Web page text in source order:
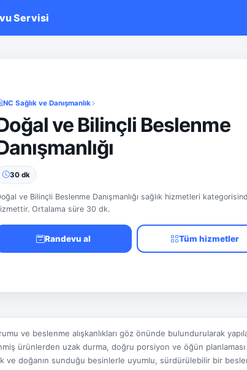
Servisi
NC Sağlık ve Danışmanlık
ve Bilinçli Beslenme
30 dk
ve Bilinçli Beslenme Danışmanlığı sağlık hizmetleri
Ortalama süre 30 dk.
Randevu al Tüm hizmetler
ve beslenme alışkanlıkları göz önünde bulundurularak
ürünlerden uzak durma, doğru porsiyon ve öğün planlaması
ve doğanın sunduğu besinlerle uyumlu, sürdürülebilir bir